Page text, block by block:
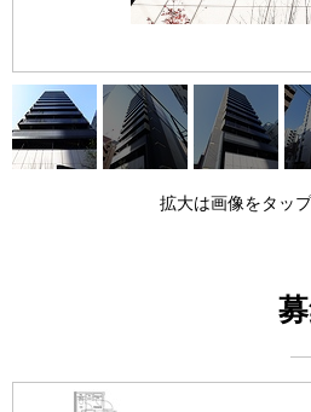
拡大は画像をタッ